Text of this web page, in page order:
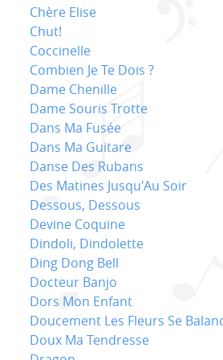
Chère Elise
Chut!
Coccinelle
Combien Je Te Dois ?
Dame Chenille
Dame Souris Trotte
Dans Ma Fusée
Dans Ma Guitare
Danse Des Rubans
Des Matines Jusqu'Au Soir
Dessous, Dessous
Devine Coquine
Dindoli, Dindolette
Ding Dong Bell
Docteur Banjo
Dors Mon Enfant
Doucement Les Fleurs Se
Doux Ma Tendresse